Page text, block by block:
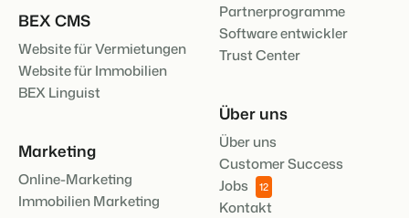
BEX CMS
Website für Vermietungen
Website für Immobilien
BEX Linguist
Marketing
Online-Marketing
Immobilien Marketing
Partnerprogramme
Software entwickler
Trust Center
Über uns
Über uns
Customer Success
Jobs
12
Kontakt